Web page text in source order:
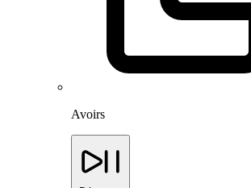
Avoirs